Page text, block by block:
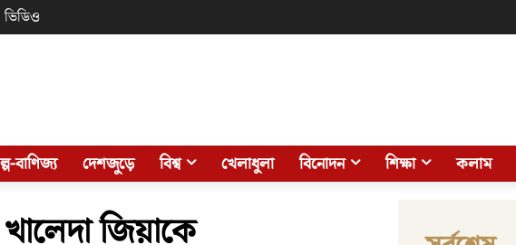
ভিডিও
বাণিজ্য দেশজুড়ে বিশ্ব খেলাধুলা বিনোদন শিক্ষা কলাম
জিয়াকে